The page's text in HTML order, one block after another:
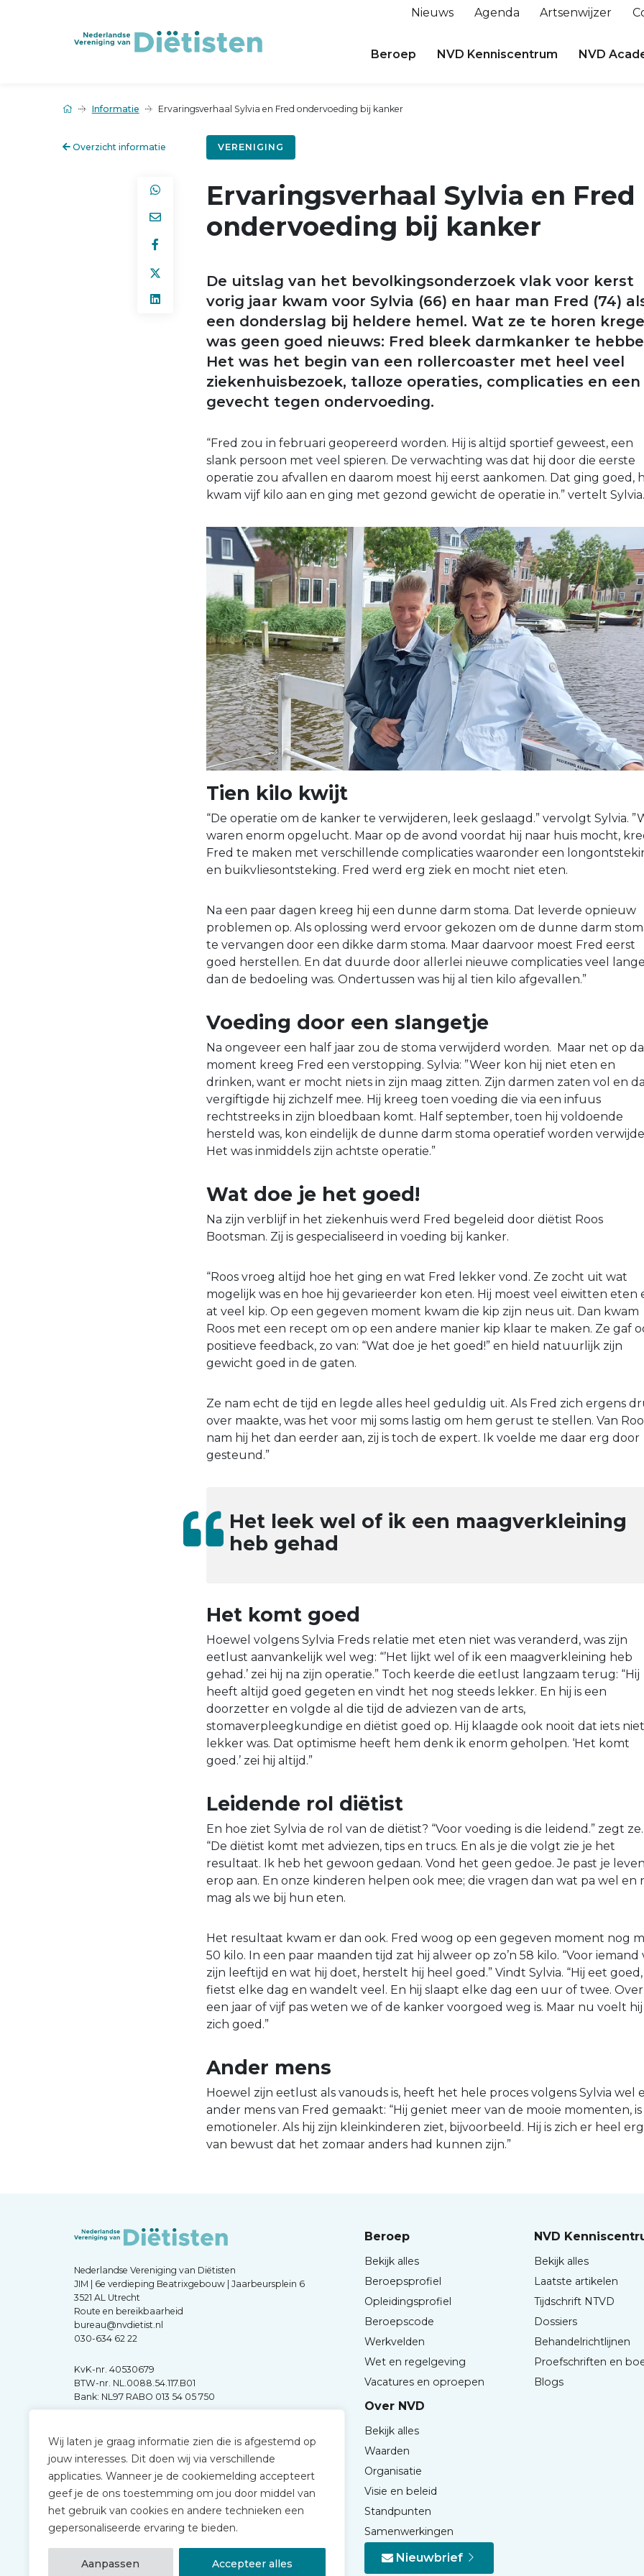
Wij laten je graag informatie zien die is afgestemd op
jouw interesses. Dit doen wij via verschillende
applicaties. Wanneer je de cookiemelding accepteert
geef je de ons toestemming om jou door middel van
het gebruik van cookies en andere technieken een
gepersonaliseerde ervaring te bieden.
Aanpassen Accepteer alles
Nieuws Agenda Artsenwijzer
Beroep NVD Kenniscentrum NVD
Informatie Ervaringsverhaal Sylvia en Fred ondervoeding bij kanker
Overzicht informatie VERENIGING
Ervaringsverhaal Sylvia en Fred
ondervoeding bij kanker
De uitslag van het bevolkingsonderzoek vlak voor kerst
vorig jaar kwam voor Sylvia (66) en haar man Fred (74)
een donderslag bij heldere hemel. Wat ze te horen
was geen goed nieuws: Fred bleek darmkanker te
Het was het begin van een rollercoaster met heel veel
ziekenhuisbezoek, talloze operaties, complicaties en een
gevecht tegen ondervoeding.
“Fred zou in februari geopereerd worden. Hij is altijd sportief geweest, een
slank persoon met veel spieren. De verwachting was dat hij door die eerste
operatie zou afvallen en daarom moest hij eerst aankomen. Dat ging goed,
kwam vijf kilo aan en ging met gezond gewicht de operatie in.” vertelt Sylvia.
Tien kilo kwijt
“De operatie om de kanker te verwijderen, leek geslaagd.” vervolgt Sylvia.
waren enorm opgelucht. Maar op de avond voordat hij naar huis mocht,
Fred te maken met verschillende complicaties waaronder een
en buikvliesontsteking. Fred werd erg ziek en mocht niet eten.
Na een paar dagen kreeg hij een dunne darm stoma. Dat leverde opnieuw
problemen op. Als oplossing werd ervoor gekozen om de dunne darm
te vervangen door een dikke darm stoma. Maar daarvoor moest Fred eerst
goed herstellen. En dat duurde door allerlei nieuwe complicaties veel
dan de bedoeling was. Ondertussen was hij al tien kilo afgevallen.”
Voeding door een slangetje
Na ongeveer een half jaar zou de stoma verwijderd worden. Maar net op
moment kreeg Fred een verstopping. Sylvia: ”Weer kon hij niet eten en
drinken, want er mocht niets in zijn maag zitten. Zijn darmen zaten vol en
vergiftigde hij zichzelf mee. Hij kreeg toen voeding die via een infuus
rechtstreeks in zijn bloedbaan komt. Half september, toen hij voldoende
hersteld was, kon eindelijk de dunne darm stoma operatief worden
Het was inmiddels zijn achtste operatie.”
Wat doe je het goed!
Na zijn verblijf in het ziekenhuis werd Fred begeleid door diëtist Roos
Bootsman. Zij is gespecialiseerd in voeding bij kanker.
“Roos vroeg altijd hoe het ging en wat Fred lekker vond. Ze zocht uit wat
mogelijk was en hoe hij gevarieerder kon eten. Hij moest veel eiwitten eten
at veel kip. Op een gegeven moment kwam die kip zijn neus uit. Dan kwam
Roos met een recept om op een andere manier kip klaar te maken. Ze gaf
positieve feedback, zo van: “Wat doe je het goed!” en hield natuurlijk zijn
gewicht goed in de gaten.
Ze nam echt de tijd en legde alles heel geduldig uit. Als Fred zich ergens
over maakte, was het voor mij soms lastig om hem gerust te stellen. Van
nam hij het dan eerder aan, zij is toch de expert. Ik voelde me daar erg door
gesteund.”
Het leek wel of ik een maagverkleining
heb gehad
Het komt goed
Hoewel volgens Sylvia Freds relatie met eten niet was veranderd, was zijn
eetlust aanvankelijk wel weg: “’Het lijkt wel of ik een maagverkleining heb
gehad.’ zei hij na zijn operatie.” Toch keerde die eetlust langzaam terug: “Hij
heeft altijd goed gegeten en vindt het nog steeds lekker. En hij is een
doorzetter en volgde al die tijd de adviezen van de arts,
stomaverpleegkundige en diëtist goed op. Hij klaagde ook nooit dat iets niet
lekker was. Dat optimisme heeft hem denk ik enorm geholpen. ‘Het komt
goed.’ zei hij altijd.”
Leidende rol diëtist
En hoe ziet Sylvia de rol van de diëtist? “Voor voeding is die leidend.” zegt ze.
“De diëtist komt met adviezen, tips en trucs. En als je die volgt zie je het
resultaat. Ik heb het gewoon gedaan. Vond het geen gedoe. Je past je leven
erop aan. En onze kinderen helpen ook mee; die vragen dan wat pa wel en
mag als we bij hun eten.
Het resultaat kwam er dan ook. Fred woog op een gegeven moment nog
50 kilo. In een paar maanden tijd zat hij alweer op zo’n 58 kilo. “Voor iemand
zijn leeftijd en wat hij doet, herstelt hij heel goed.” Vindt Sylvia. “Hij eet goed,
fietst elke dag en wandelt veel. En hij slaapt elke dag een uur of twee. Over
een jaar of vijf pas weten we of de kanker voorgoed weg is. Maar nu voelt hij
zich goed.”
Ander mens
Hoewel zijn eetlust als vanouds is, heeft het hele proces volgens Sylvia wel
ander mens van Fred gemaakt: “Hij geniet meer van de mooie momenten, is
emotioneler. Als hij zijn kleinkinderen ziet, bijvoorbeeld. Hij is zich er heel erg
van bewust dat het zomaar anders had kunnen zijn.”
Nederlandse Vereniging van Diëtisten
JIM | 6e verdieping Beatrixgebouw | Jaarbeursplein 6
3521 AL Utrecht
Route en bereikbaarheid
bureau@nvdietist.nl
030-634 62 22
KvK-nr. 40530679
BTW-nr. NL.0088.54.117.B01
Bank: NL97 RABO 013 54 05 750
Beroep
Bekijk alles
Beroepsprofiel
Opleidingsprofiel
Beroepscode
Werkvelden
Wet en regelgeving
Vacatures en oproepen
NVD
Bekijk alles
Laatste artikelen
Tijdschrift NTVD
Dossiers
Behandelrichtlijnen
Proefschriften en
Blogs
Over NVD
Bekijk alles
Waarden
Organisatie
Visie en beleid
Standpunten
Samenwerkingen
Nieuwbrief